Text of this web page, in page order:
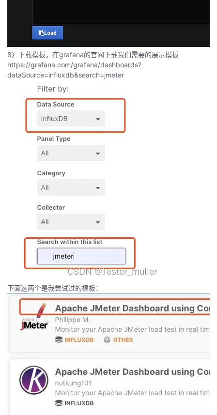
8）下载模板，在grafana的官网下载我们需要的展示模板
https://grafana.com/grafana/dashboards?
dataSource=influxdb&search=jmeter
下面这两个是我尝试过的模板：